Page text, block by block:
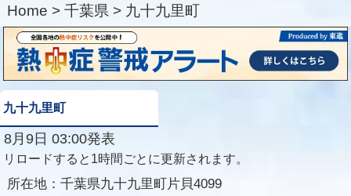
Home > 千葉県 > 九十九里町
九十九里町
8月9日 03:00発表
リロードすると1時間ごとに更新されます。
所在地： 千葉県九十九里町片貝4099